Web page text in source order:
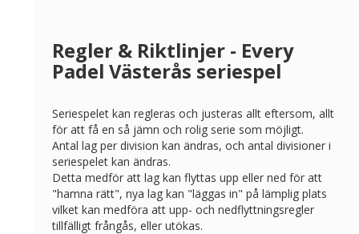
Regler & Riktlinjer - Every
Padel Västerås seriespel
Seriespelet kan regleras och justeras allt eftersom, allt
för att få en så jämn och rolig serie som möjligt.
Antal lag per division kan ändras, och antal divisioner i
seriespelet kan ändras.
Detta medför att lag kan flyttas upp eller ned för att
"hamna rätt", nya lag kan "läggas in" på lämplig plats
vilket kan medföra att upp- och nedflyttningsregler
tillfälligt frångås, eller utökas.